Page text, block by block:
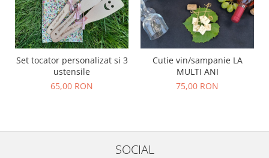
Set tocator personalizat si 3
ustensile
65,00 RON
Cutie vin/sampanie LA
MULTI ANI
75,00 RON
SOCIAL